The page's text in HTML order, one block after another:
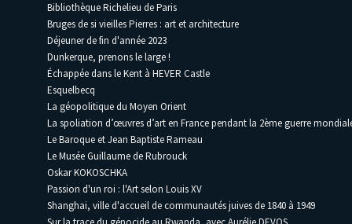
Bibliothèque Richelieu de Paris
Bruges de si vieilles Pierres : art et architecture
Déjeuner de fin d'année 2023
Dunkerque, prenons le large !
Échappée dans le Kent à HEVER Castle
Esquelbecq
La géopolitique du Moyen Orient
La spoliation d’œuvres d’art en France pendant la 2ème guerre
Le Baroque et Jean Baptiste Rameau
Le Musée Guillaume de Rubrouck
Oskar KOKOSCHKA
Passion d'un roi : l'Art selon Louis XV
Shanghai, ville d'accueil de communautés juives de 1840 à 1949